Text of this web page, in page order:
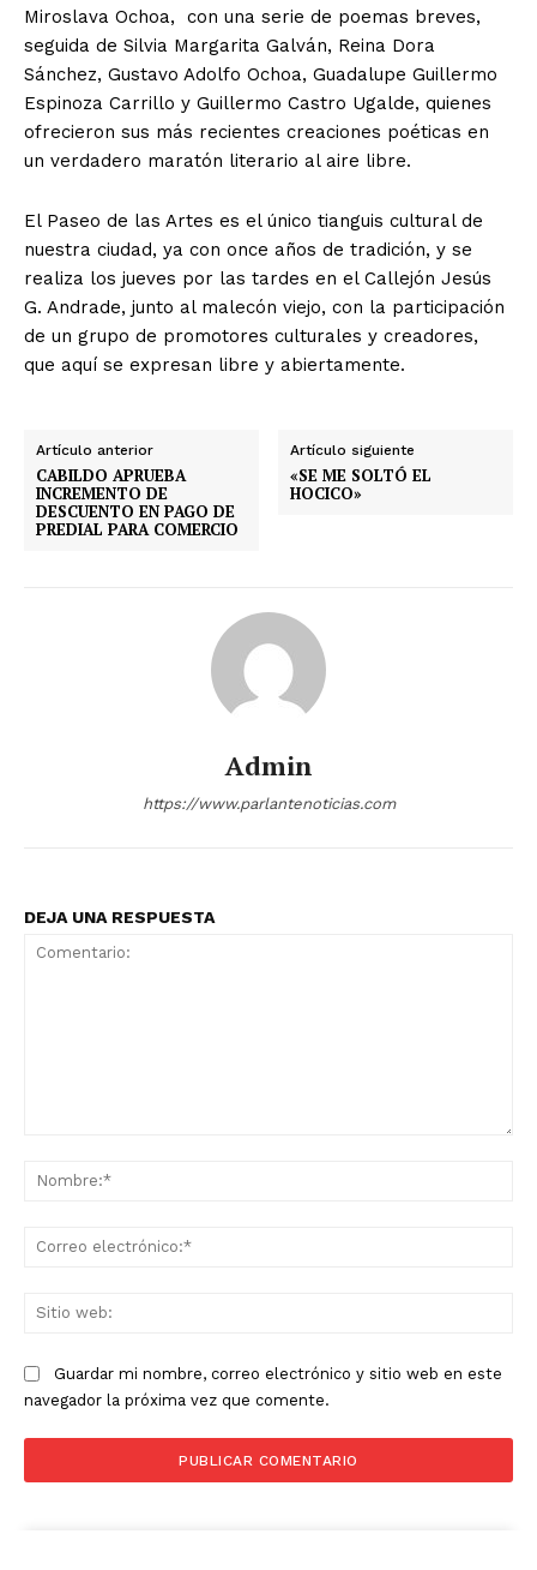
Miroslava Ochoa, con una serie de poemas breves,
seguida de Silvia Margarita Galván, Reina Dora
Sánchez, Gustavo Adolfo Ochoa, Guadalupe Guillermo
Espinoza Carrillo y Guillermo Castro Ugalde, quienes
ofrecieron sus más recientes creaciones poéticas en
un verdadero maratón literario al aire libre.
El Paseo de las Artes es el único tianguis cultural de
nuestra ciudad, ya con once años de tradición, y se
realiza los jueves por las tardes en el Callejón Jesús
G. Andrade, junto al malecón viejo, con la participación
de un grupo de promotores culturales y creadores,
que aquí se expresan libre y abiertamente.
Artículo anterior
CABILDO APRUEBA
INCREMENTO DE
DESCUENTO EN PAGO DE
PREDIAL PARA COMERCIO
Artículo siguiente
«SE ME SOLTÓ EL
HOCICO»
Admin
https://www.parlantenoticias.com
DEJA UNA RESPUESTA
Guardar mi nombre, correo electrónico y sitio web en este
navegador la próxima vez que comente.